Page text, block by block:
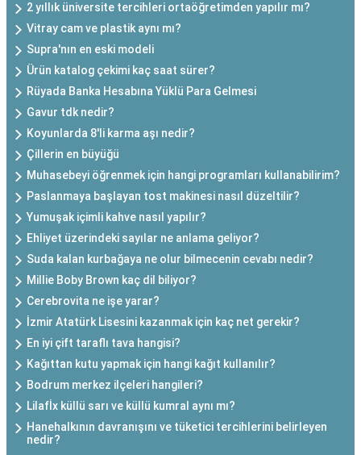
2 yıllık üniversite tercihleri ortaöğretimden yapılır mı?
Vitray cam ve plastik aynı mı?
Supra'nın en eski modeli
Ürün katalog çekimi kaç saat sürer?
Rüyada Banka Hesabına Yüklü Para Gelmesi
Gavur tdk nedir?
Koyunlarda 8'li karma aşı nedir?
Çillerin en büyüğü
Muhasebeyi öğrenmek için hangi programları kullanabilirim?
Paslanmaya başlayan tost makinesi nasıl düzeltilir?
Yumuşak içimli kahve nasıl yapılır?
Ehliyet üzerindeki sayılar ne anlama geliyor?
Suda kalan kurbağaya ne olur bilmecenin cevabı nedir?
Millie Boby Brown kaç dil biliyor?
Cerebrovita ne işe yarar?
İzmir Atatürk Lisesini kazanmak için kaç net gerekir?
En iyi çift taraflı tava hangisi?
Kağıttan kutu yapmak için hangi kağıt kullanılır?
Bodrum merkez ilçeleri hangileri?
Lilafİx küllü sarı ve küllü kumral aynı mı?
Hanehalkının davranışını ve tüketici tercihlerini belirleyen
nedir?